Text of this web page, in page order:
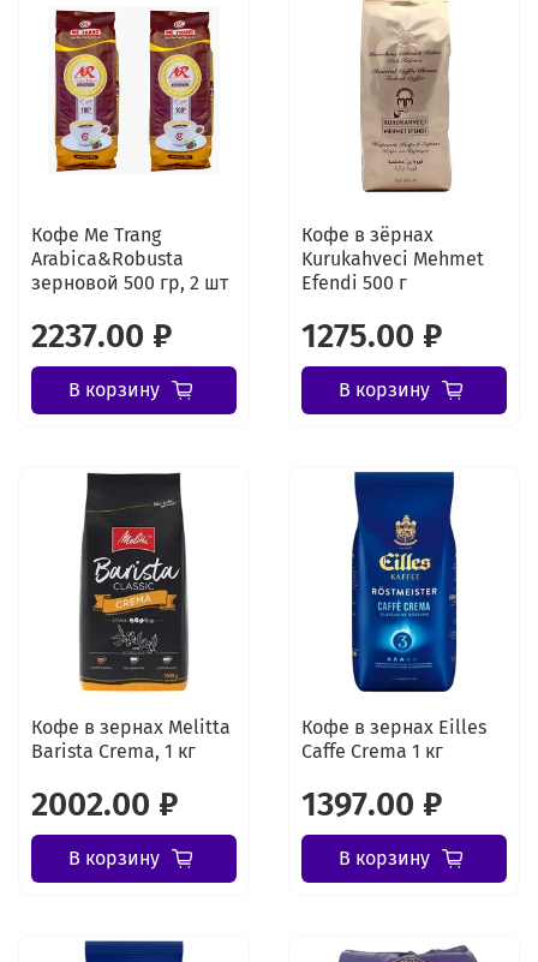
Кофе Me Trang
Arabica&Robusta
зерновой 500 гр, 2 шт
2237.00 ₽
В корзину
Кофе в зёрнах
Kurukahveci Mehmet
Efendi 500 г
1275.00 ₽
В корзину
Кофе в зернах Melitta
Barista Crema, 1 кг
2002.00 ₽
В корзину
Кофе в зернах Eilles
Caffe Crema 1 кг
1397.00 ₽
В корзину